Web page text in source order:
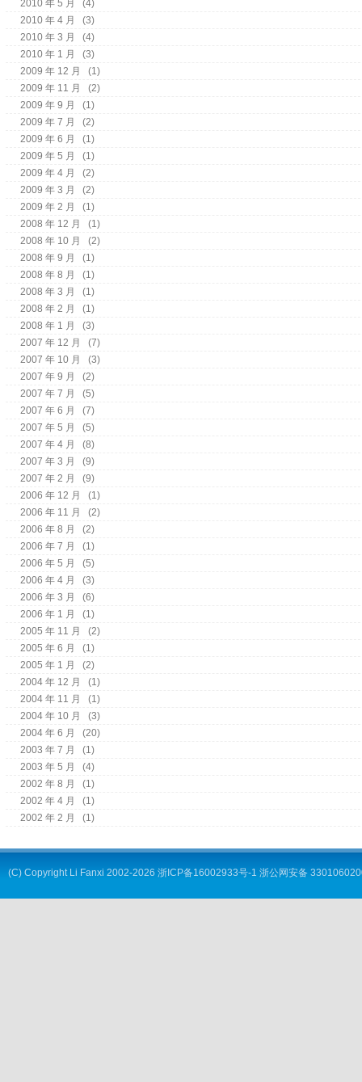
2010 年 5 月
(4)
2010 年 4 月
(3)
2010 年 3 月
(4)
2010 年 1 月
(3)
2009 年 12 月
(1)
2009 年 11 月
(2)
2009 年 9 月
(1)
2009 年 7 月
(2)
2009 年 6 月
(1)
2009 年 5 月
(1)
2009 年 4 月
(2)
2009 年 3 月
(2)
2009 年 2 月
(1)
2008 年 12 月
(1)
2008 年 10 月
(2)
2008 年 9 月
(1)
2008 年 8 月
(1)
2008 年 3 月
(1)
2008 年 2 月
(1)
2008 年 1 月
(3)
2007 年 12 月
(7)
2007 年 10 月
(3)
2007 年 9 月
(2)
2007 年 7 月
(5)
2007 年 6 月
(7)
2007 年 5 月
(5)
2007 年 4 月
(8)
2007 年 3 月
(9)
2007 年 2 月
(9)
2006 年 12 月
(1)
2006 年 11 月
(2)
2006 年 8 月
(2)
2006 年 7 月
(1)
2006 年 5 月
(5)
2006 年 4 月
(3)
2006 年 3 月
(6)
2006 年 1 月
(1)
2005 年 11 月
(2)
2005 年 6 月
(1)
2005 年 1 月
(2)
2004 年 12 月
(1)
2004 年 11 月
(1)
2004 年 10 月
(3)
2004 年 6 月
(20)
2003 年 7 月
(1)
2003 年 5 月
(4)
2002 年 8 月
(1)
2002 年 4 月
(1)
2002 年 2 月
(1)
(C) Copyright Li Fanxi 2002-2026 浙ICP备16002933号-1 浙公网安备